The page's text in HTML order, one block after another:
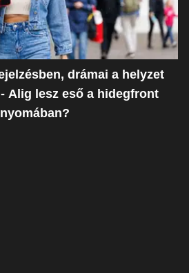
drámai a helyzet
Alig lesz eső a hidegfront
nyomában?